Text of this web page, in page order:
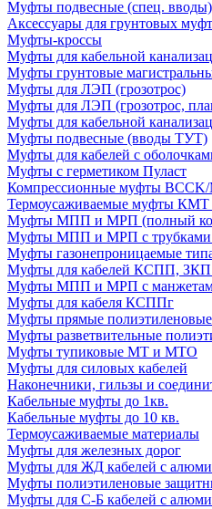
Муфты подвесные (спец. вводы)
Аксессуары для грунтовых муфт
Муфты-кроссы
Муфты для кабельной
Муфты грунтовые
Муфты для ЛЭП (грозотрос)
Муфты для ЛЭП (грозотрос,
Муфты для кабельной
Муфты подвесные (вводы ТУТ)
Муфты для кабелей с
Муфты с герметиком Пуласт
Компрессионные муфты
Термоусаживаемые муфты
Муфты МПП и МРП (полный
Муфты МПП и МРП с
Муфты газонепроницаемые
Муфты для кабелей КСПП,
Муфты МПП и МРП с
Муфты для кабеля КСППг
Муфты прямые
Муфты разветвительные
Муфты тупиковые МТ и МТО
Муфты для силовых кабелей
Наконечники, гильзы и
Кабельные муфты до 1кв.
Кабельные муфты до 10 кв.
Термоусаживаемые материалы
Муфты для железных дорог
Муфты для ЖД кабелей с
Муфты полиэтиленовые
Муфты для С-Б кабелей с